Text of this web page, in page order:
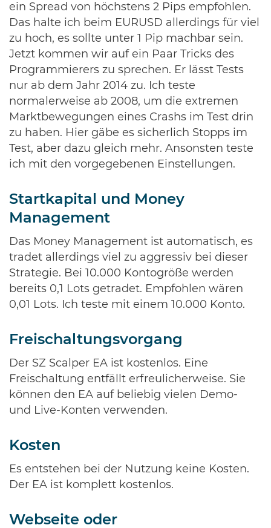
ein Spread von höchstens 2 Pips empfohlen.
Das halte ich beim EURUSD allerdings für viel
zu hoch, es sollte unter 1 Pip machbar sein.
Jetzt kommen wir auf ein Paar Tricks des
Programmierers zu sprechen. Er lässt Tests
nur ab dem Jahr 2014 zu. Ich teste
normalerweise ab 2008, um die extremen
Marktbewegungen eines Crashs im Test drin
zu haben. Hier gäbe es sicherlich Stopps im
Test, aber dazu gleich mehr. Ansonsten teste
ich mit den vorgegebenen Einstellungen.
Startkapital und Money
Management
Das Money Management ist automatisch, es
tradet allerdings viel zu aggressiv bei dieser
Strategie. Bei 10.000 Kontogröße werden
bereits 0,1 Lots getradet. Empfohlen wären
0,01 Lots. Ich teste mit einem 10.000 Konto.
Freischaltungsvorgang
Der SZ Scalper EA ist kostenlos. Eine
Freischaltung entfällt erfreulicherweise. Sie
können den EA auf beliebig vielen Demo-
und Live-Konten verwenden.
Kosten
Es entstehen bei der Nutzung keine Kosten.
Der EA ist komplett kostenlos.
Webseite oder